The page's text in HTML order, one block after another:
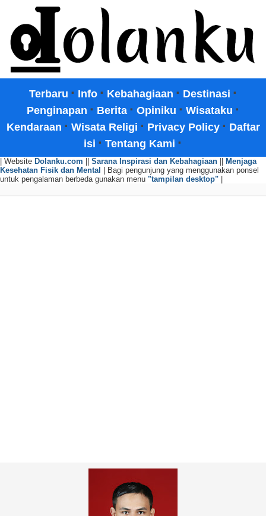
Terbaru · Info · Kebahagiaan · Destinasi ·
Penginapan · Berita · Opiniku · Wisataku ·
Kendaraan · Wisata Religi · Privacy Policy · Daftar
isi · Tentang Kami ·
| Website Dolanku.com Sarana Inspirasi dan Kebahagiaan
Menjaga
Kesehatan Fisik dan Mental
| Bagi pengunjung yang menggunakan ponsel
untuk pengalaman berbeda gunakan menu "tampilan desktop"